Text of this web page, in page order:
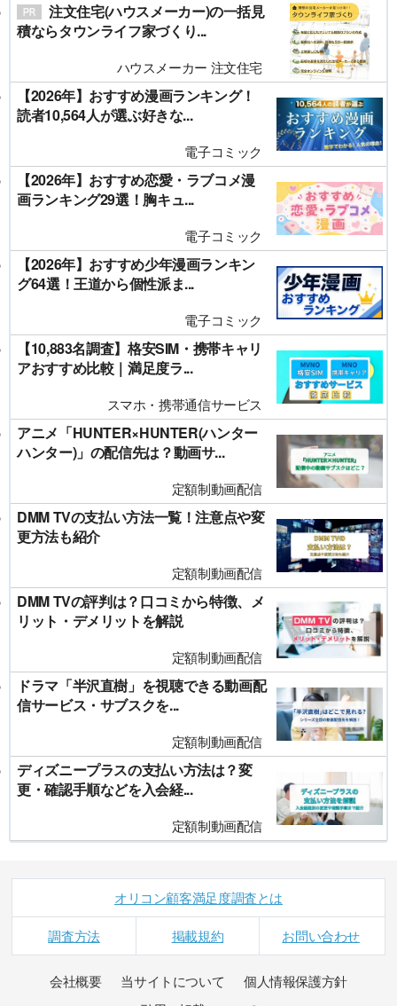
注文住宅(ハウスメーカー)の一括見
積ならタウンライフ家づくり...
ハウスメーカー 注文住宅
【2026年】おすすめ漫画ランキング！
読者10,564人が選ぶ好きな...
電子コミック
【2026年】おすすめ恋愛・ラブコメ漫
画ランキング29選！胸キュ...
電子コミック
【2026年】おすすめ少年漫画ランキン
グ64選！王道から個性派ま...
電子コミック
【10,883名調査】格安SIM・携帯キャリ
アおすすめ比較｜満足度ラ...
スマホ・携帯通信サービス
アニメ「HUNTER×HUNTER(ハンター
ハンター)」の配信先は？動画サ...
定額制動画配信
DMM TVの支払い方法一覧！注意点や変
更方法も紹介
定額制動画配信
DMM TVの評判は？口コミから特徴、メ
リット・デメリットを解説
定額制動画配信
ドラマ「半沢直樹」を視聴できる動画配
信サービス・サブスクを...
定額制動画配信
ディズニープラスの支払い方法は？変
更・確認手順などを入会経...
定額制動画配信
オリコン顧客満足度調査とは
調査方法 掲載規約 お問い合わせ
会社概要 当サイトについて
個人情報保護方針